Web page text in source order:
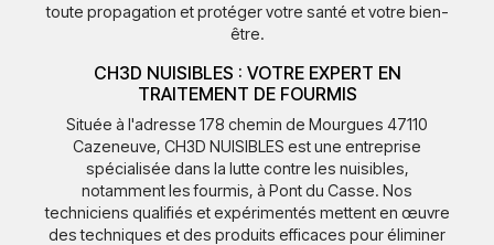
toute propagation et protéger votre santé et votre bien-
être.
CH3D NUISIBLES : VOTRE EXPERT EN
TRAITEMENT DE FOURMIS
Située à l'adresse 178 chemin de Mourgues 47110
Cazeneuve, CH3D NUISIBLES est une entreprise
spécialisée dans la lutte contre les nuisibles,
notamment les fourmis, à Pont du Casse. Nos
techniciens qualifiés et expérimentés mettent en œuvre
des techniques et des produits efficaces pour éliminer